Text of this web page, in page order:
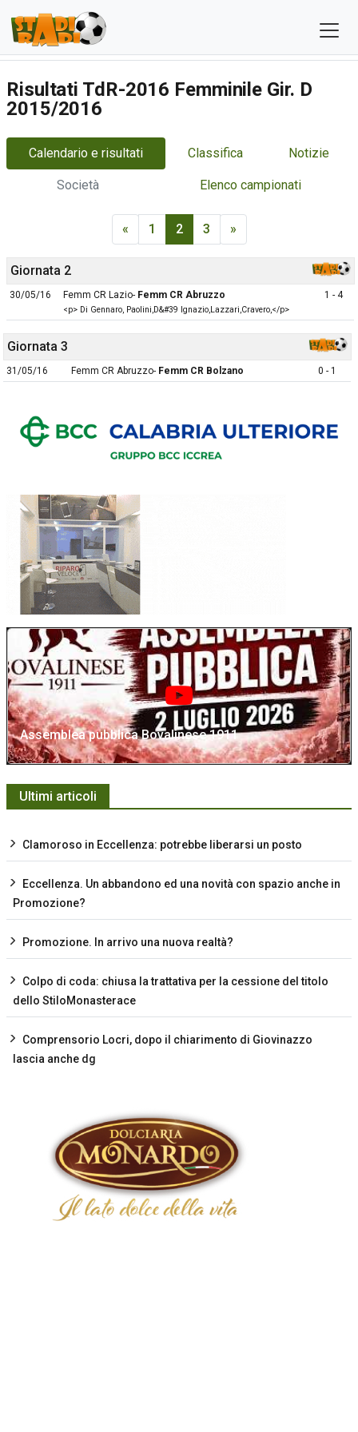
Risultati TdR-2016 Femminile Gir. D
2015/2016
Calendario e risultati Classifica Notizie
Società Elenco campionati
« 1 2 3 »
Giornata 2
30/05/16 Femm CR Lazio- Femm CR Abruzzo
<p> Di Gennaro, Paolini,D&#39 Ignazio,Lazzari,Cravero,</p>
1 - 4
Giornata 3
31/05/16 Femm CR Abruzzo- Femm CR Bolzano 0 - 1
Assemblea pubblica Bovalinese 1911
Ultimi articoli
Clamoroso in Eccellenza: potrebbe liberarsi un posto
Eccellenza. Un abbandono ed una novità con spazio anche in
Promozione?
Promozione. In arrivo una nuova realtà?
Colpo di coda: chiusa la trattativa per la cessione del titolo
dello StiloMonasterace
Comprensorio Locri, dopo il chiarimento di Giovinazzo
lascia anche dg